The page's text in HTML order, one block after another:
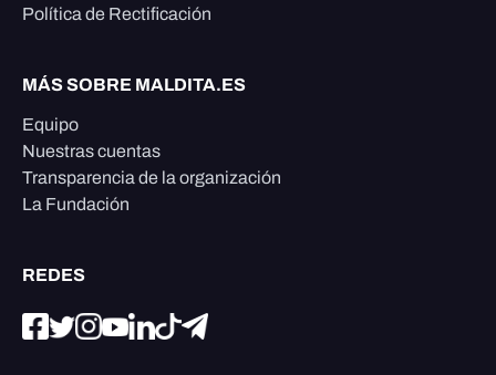
Política de Rectificación
MÁS SOBRE MALDITA.ES
Equipo
Nuestras cuentas
Transparencia de la organización
La Fundación
REDES